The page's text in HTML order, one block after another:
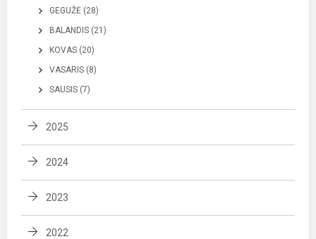
GEGUŽĖ (28)
BALANDIS (21)
KOVAS (20)
VASARIS (8)
SAUSIS (7)
2025
2024
2023
2022